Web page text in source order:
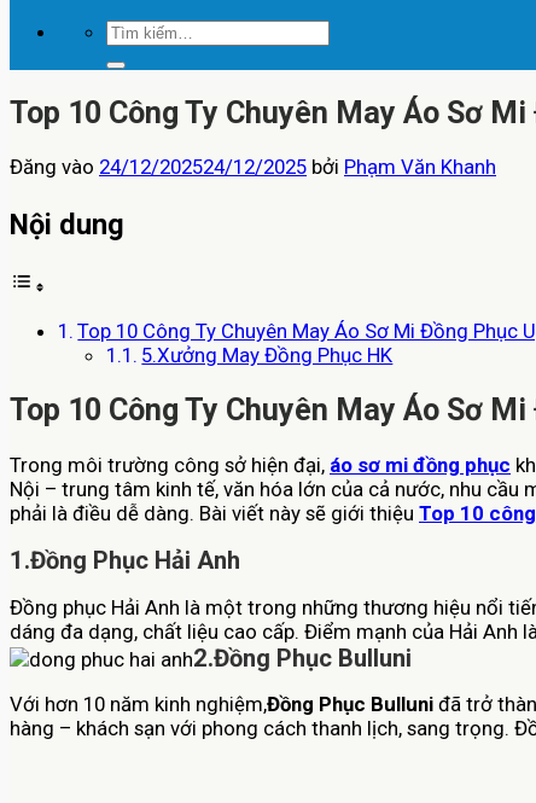
Tìm
kiếm:
Top 10 Công Ty Chuyên May Áo Sơ
Đăng vào 24/12/202524/12/2025 bởi Phạm Văn Khanh
Nội dung
Top 10 Công Ty Chuyên May Áo Sơ Mi Đồng Phục
5.Xưởng May Đồng Phục HK
Top 10 Công Ty Chuyên May Áo Sơ
Trong môi trường công sở hiện đại, áo sơ mi đồng phục
Nội – trung tâm kinh tế, văn hóa lớn của cả nước, nhu
phải là điều dễ dàng. Bài viết này sẽ giới thiệu Top 10
1.Đồng Phục Hải Anh
Đồng phục Hải Anh là một trong những thương hiệu nổi
dáng đa dạng, chất liệu cao cấp. Điểm mạnh của Hải Anh
2.Đồng Phục Bulluni
Với hơn 10 năm kinh nghiệm,Đồng Phục Bulluni đã trở
hàng – khách sạn với phong cách thanh lịch, sang trọng.